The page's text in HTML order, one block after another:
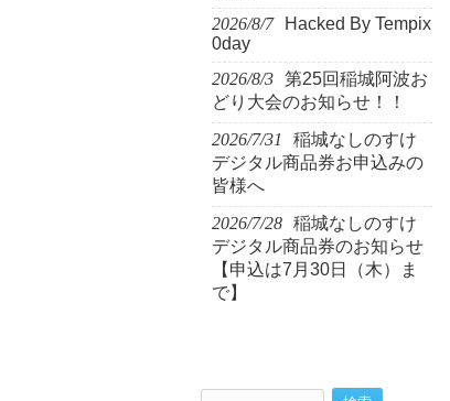
2026/8/7
Hacked By Tempix
0day
2026/8/3 第25回稲城阿波お
どり大会のお知らせ！！
2026/7/31
稲城なしのすけ
デジタル商品券お申込みの
皆様へ
2026/7/28 稲城なしのすけ
デジタル商品券のお知らせ
【申込は7月30日（木）ま
で】